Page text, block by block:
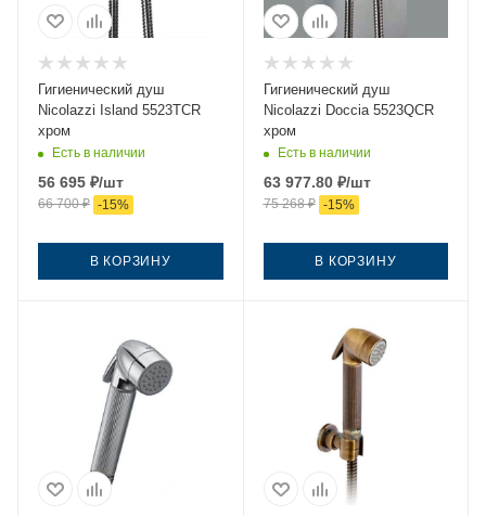
Гигиенический душ
Nicolazzi Island 5523TCR
хром
Есть в наличии
56 695 ₽/шт
66 700₽ -15%
В КОРЗИНУ
Гигиенический душ
Nicolazzi Doccia 5523QСR
хром
Есть в наличии
63 977.80₽/шт
75 268₽ -15%
В КОРЗИНУ